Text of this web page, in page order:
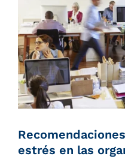
estrés en las